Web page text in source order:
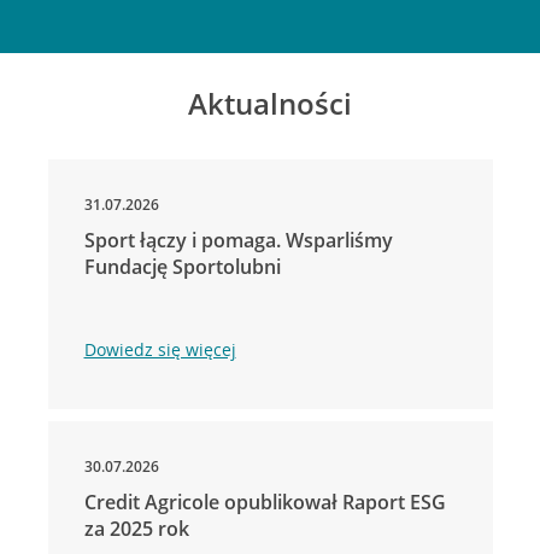
Aktualności
31.07.2026
Sport łączy i pomaga. Wsparliśmy
Fundację Sportolubni
Dowiedz się więcej
30.07.2026
Credit Agricole opublikował Raport ESG
za 2025 rok